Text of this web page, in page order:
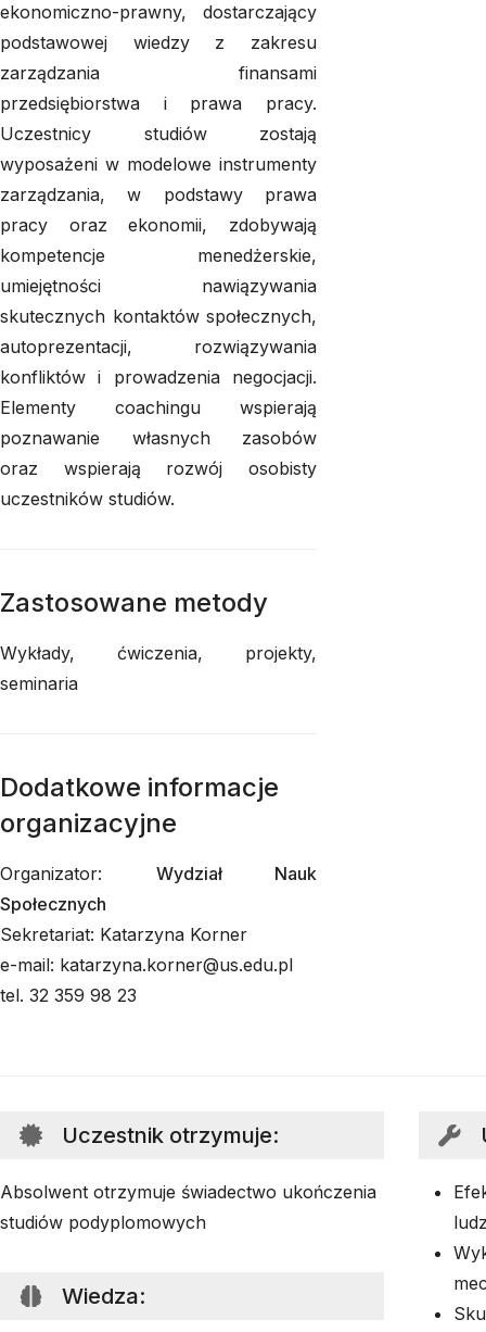
ekonomiczno-prawny, dostarczający
podstawowej wiedzy z zakresu
zarządzania finansami
przedsiębiorstwa i prawa pracy.
Uczestnicy studiów zostają
wyposażeni w modelowe instrumenty
zarządzania, w podstawy prawa
pracy oraz ekonomii, zdobywają
kompetencje menedżerskie,
umiejętności nawiązywania
skutecznych kontaktów społecznych,
autoprezentacji, rozwiązywania
konfliktów i prowadzenia negocjacji.
Elementy coachingu wspierają
poznawanie własnych zasobów
oraz wspierają rozwój osobisty
uczestników studiów.
Zastosowane metody
Wykłady, ćwiczenia, projekty,
seminaria
Dodatkowe informacje
organizacyjne
Organizator: Wydział Nauk
Społecznych
Sekretariat: Katarzyna Korner
e-mail: katarzyna.korner@us.edu.pl
tel. 32 359 98 23
Uczestnik otrzymuje:
Absolwent otrzymuje świadectwo ukończenia
studiów podyplomowych
Wiedza: